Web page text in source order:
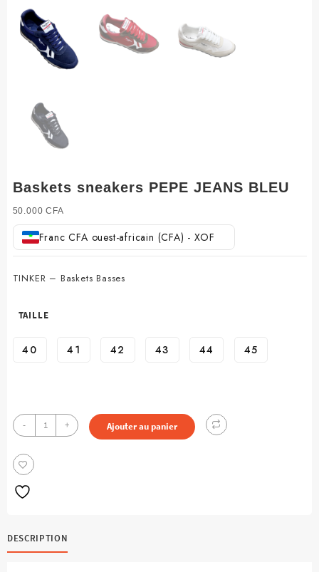
Baskets sneakers PEPE JEANS BLEU
50.000CFA
Franc CFA ouest-africain (CFA) - XOF
TINKER – Baskets Basses
TAILLE
40 41 42 43 44 45
-
quantité
de
sneakers
+ Ajouter au panier
DESCRIPTION